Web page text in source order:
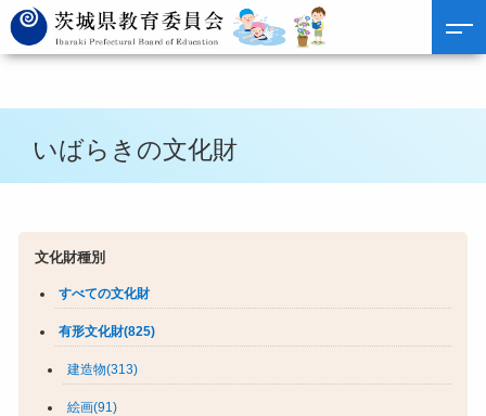
いばらきの文化財
文化財種別
すべての文化財
有形文化財(825)
建造物(313)
絵画(91)